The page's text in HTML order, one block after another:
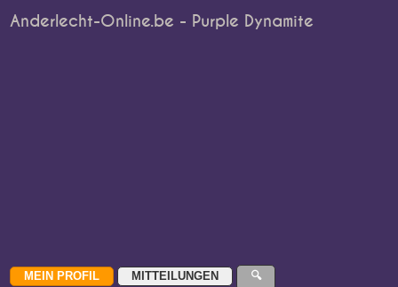
Anderlecht-Online.be - Purple Dynamite